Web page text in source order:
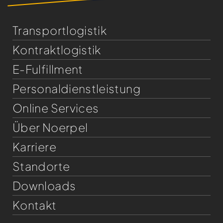
Transportlogistik
Kontraktlogistik
E-Fulfillment
Personaldienst­leistung
Online Services
Über Noerpel
Karriere
Standorte
Downloads
Kontakt